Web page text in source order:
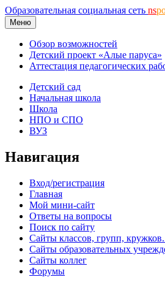
Образовательная социальная сеть ns
Меню
Обзор возможностей
Детский проект «Алые паруса»
Аттестация педагогических
Детский сад
Начальная школа
Школа
НПО и СПО
ВУЗ
Навигация
Вход/регистрация
Главная
Мой мини-сайт
Ответы на вопросы
Поиск по сайту
Сайты классов, групп,
Сайты образовательных
Сайты коллег
Форумы